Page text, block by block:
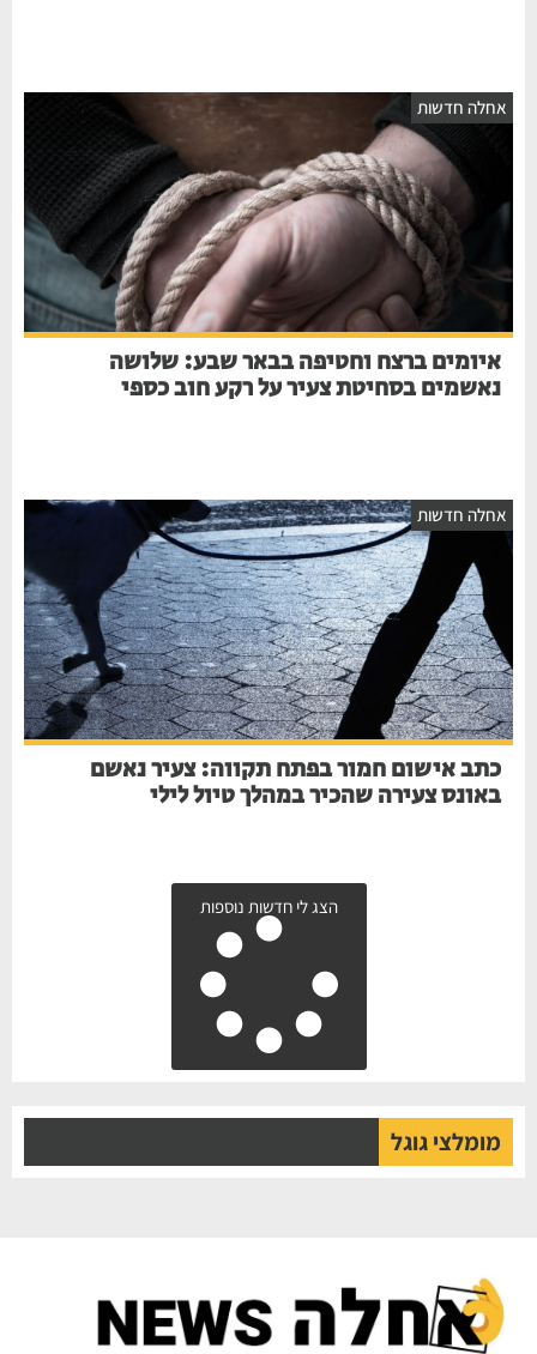
אחלה חדשות
איומים ברצח וחטיפה בבאר שבע: שלושה
נאשמים בסחיטת צעיר על רקע חוב כספי
אחלה חדשות
כתב אישום חמור בפתח תקווה: צעיר נאשם
באונס צעירה שהכיר במהלך טיול לילי
הצג לי חדשות נוספות
מומלצי גוגל